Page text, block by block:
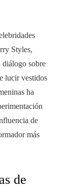
Styles,
sobre
lucir vestidos
ha
de
más
de